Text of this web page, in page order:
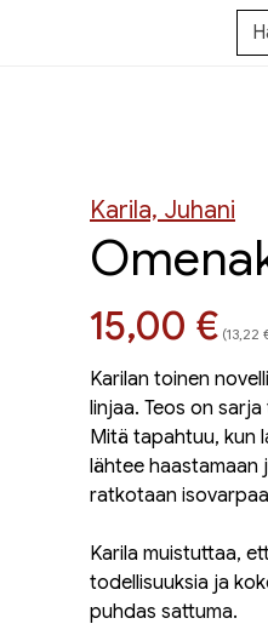
Karila, Juhani
Hinta nyt
15,00 € (13,22
Karilan toinen
linjaa. Teos on
Mitä tapahtuu, kun
lähtee haastamaan
ratkotaan
Karila muistuttaa,
todellisuuksia ja
puhdas sattuma.